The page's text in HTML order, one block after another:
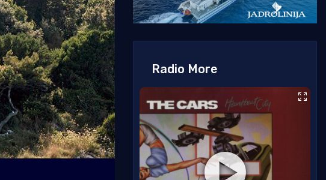
Radio More